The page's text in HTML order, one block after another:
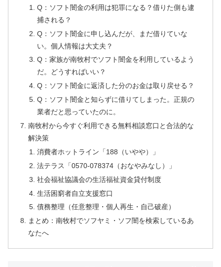
Q：ソフト闇金の利用は犯罪になる？借りた側も逮
捕される？
Q：ソフト闇金に申し込んだが、まだ借りていな
い。個人情報は大丈夫？
Q：家族が南牧村でソフト闇金を利用しているよう
だ。どうすればいい？
Q：ソフト闇金に返済した分のお金は取り戻せる？
Q：ソフト闇金と知らずに借りてしまった。正規の
業者だと思っていたのに。
南牧村から今すぐ利用できる無料相談窓口と合法的な
解決策
消費者ホットライン「188（いやや）」
法テラス「0570-078374（おなやみなし）」
社会福祉協議会の生活福祉資金貸付制度
生活困窮者自立支援窓口
債務整理（任意整理・個人再生・自己破産）
まとめ：南牧村でソフヤミ・ソフ闇を検索しているあ
なたへ